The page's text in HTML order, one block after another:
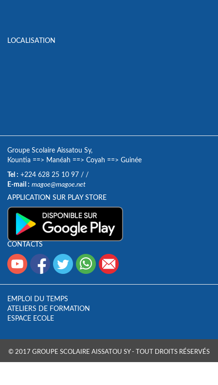
LOCALISATION
Groupe Scolaire Aissatou Sy,
Kountia ==> Manéah ==> Coyah ==> Guinée
Tel : +224 628 25 10 97 / /
E-mail : magoe@magoe.net
APPLICATION SUR PLAY STORE
CONTACTS
EMPLOI DU TEMPS
ATELIERS DE FORMATION
ESPACE ECOLE
© 2017 GROUPE SCOLAIRE AISSATOU SY - TOUT DROITS RÉSERVÉS